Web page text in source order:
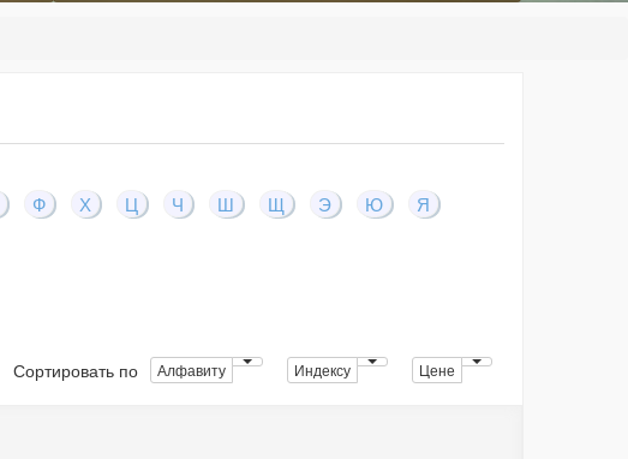
Ф Х Ц Ч Ш Щ Э Ю
Я
Сортировать по Алфавиту Индексу Цене